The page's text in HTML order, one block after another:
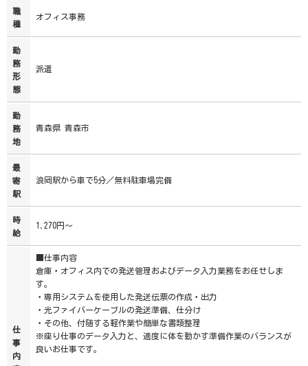
職
種
オフィス事務
勤
務
形
態
派遣
勤
務
地
青森県 青森市
最
寄
駅
浪岡駅から車で5分／無料駐車場完備
時
給
1,270円～
仕
事
内
■仕事内容
倉庫・オフィス内での発送管理およびデータ入力業務をお任せしま
す。
・専用システムを使用した発送伝票の作成・出力
・光ファイバーケーブルの発送準備、仕分け
・その他、付随する軽作業や簡単な書類整理
※座り仕事のデータ入力と、適度に体を動かす準備作業のバランスが
良いお仕事です。